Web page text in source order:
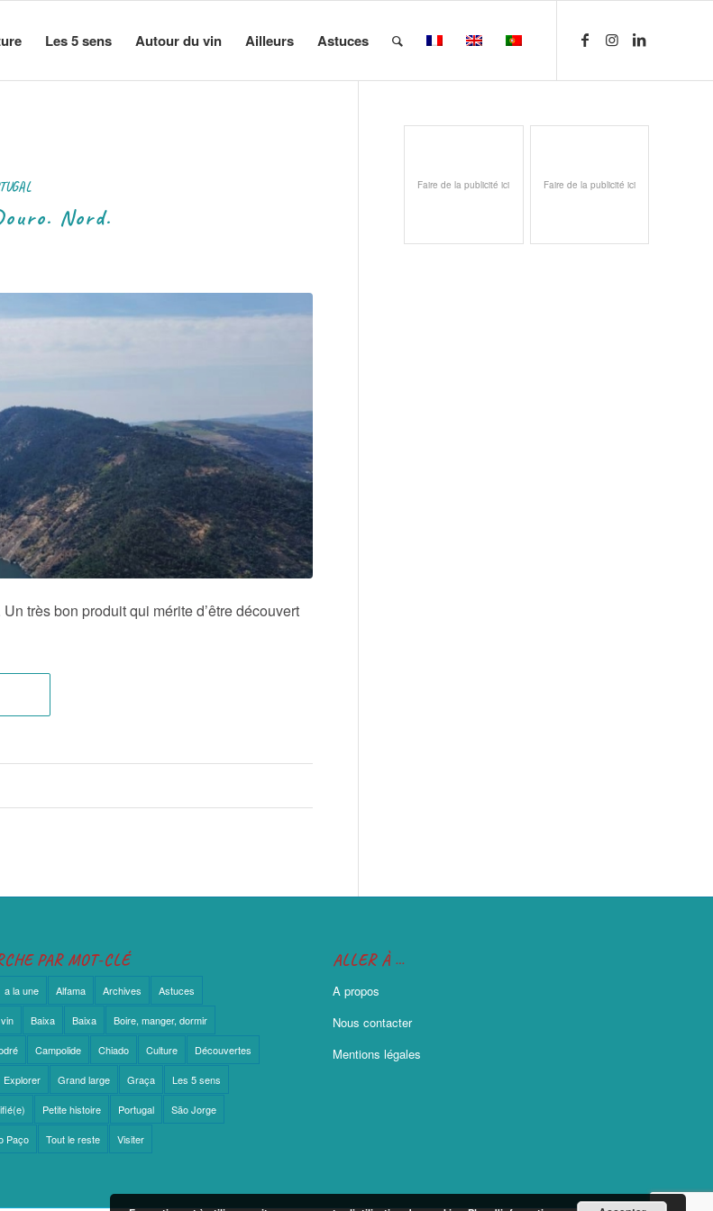
Les 5 sens Autour du vin Ailleurs Astuces
Nord.
très bon produit qui mérite d’être découvert
Faire de la publicité ici Faire de la publicité ici
PAR MOT-CLÉ
a la une Alfama Archives Astuces
Baixa Baixa Boire, manger, dormir
Campolide Chiado Culture Découvertes
Explorer Grand large Graça Les 5 sens
Petite histoire Portugal São Jorge
Paço Tout le reste Visiter
ALLER À …
A propos
Nous contacter
Mentions légales